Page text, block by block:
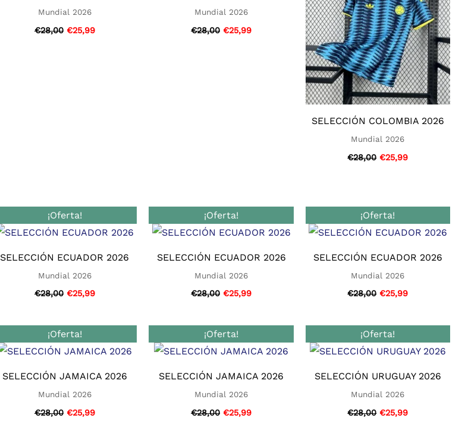
Mundial 2026
€28,00 €25,99
Mundial 2026
€28,00 €25,99
SELECCIÓN COLOMBIA 2026
Mundial 2026
€28,00 €25,99
¡Oferta!
SELECCIÓN ECUADOR 2026
Mundial 2026
€28,00
El
precio
original
€28,00.
€25,99
precio
actual
€25,99.
¡Oferta!
SELECCIÓN ECUADOR 2026
Mundial 2026
€28,00
El
precio
original
€28,00.
€25,99
precio
actual
€25,99.
¡Oferta!
SELECCIÓN ECUADOR 2026
Mundial 2026
€28,00
El
precio
original
€28,00.
€25,99
precio
actual
€25,99.
¡Oferta!
SELECCIÓN JAMAICA 2026
Mundial 2026
€28,00
El
precio
original
€28,00.
€25,99
precio
actual
€25,99.
¡Oferta!
SELECCIÓN JAMAICA 2026
Mundial 2026
€28,00
El
precio
original
€28,00.
€25,99
precio
actual
€25,99.
¡Oferta!
SELECCIÓN URUGUAY 2026
Mundial 2026
€28,00
El
precio
original
€28,00.
€25,99
precio
actual
€25,99.